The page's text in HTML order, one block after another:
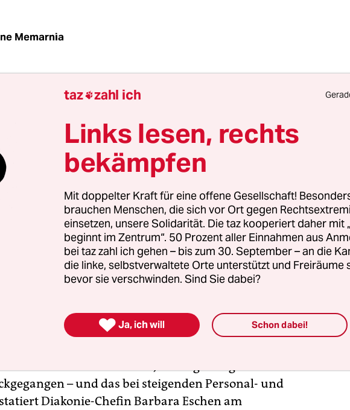
Memarnia
ist in Not. Seit 35 Jahren bietet die Tagesstätte in
einen Platz zum Ausruhen, Aufwärmen,
hier Wäsche waschen, an einen Computer gehen,
oder trinken – und sich beraten lassen, wie sie
aus der Obdachlosigkeit. „Das ist nicht immer
unserer Klienten haben persönliche oder soziale
erklärt der Leiter der Einrichtung Karsten Krull. Will
sind psychisch krank, haben
und sind überhaupt nicht gerade präsentabel nach
auf der Straße.
ist jedoch: Tagesstätten wie der „Warme Otto“ –
einen stetig wachsenden Kundenkreis, zu dem
mehr als 50 Prozent EU-BürgerInnen gehören,
– und das bei steigenden Personal- und
Diakonie-Chefin Barbara Eschen am
taz zahl ich
Links lesen, rechts
bekämpfen
Mit doppelter Kraft für eine offene Gesellschaft!
brauchen Menschen, die sich vor Ort gegen
einsetzen, unsere Solidarität. Die taz kooperiert daher mit
beginnt im Zentrum“. 50 Prozent aller Einnahmen aus
bei taz zahl ich gehen – bis zum 30. September – an die
die linke, selbstverwaltete Orte unterstützt und Freiräume
bevor sie verschwinden. Sind Sie dabei?
 Ja, ich will Schon dabei!